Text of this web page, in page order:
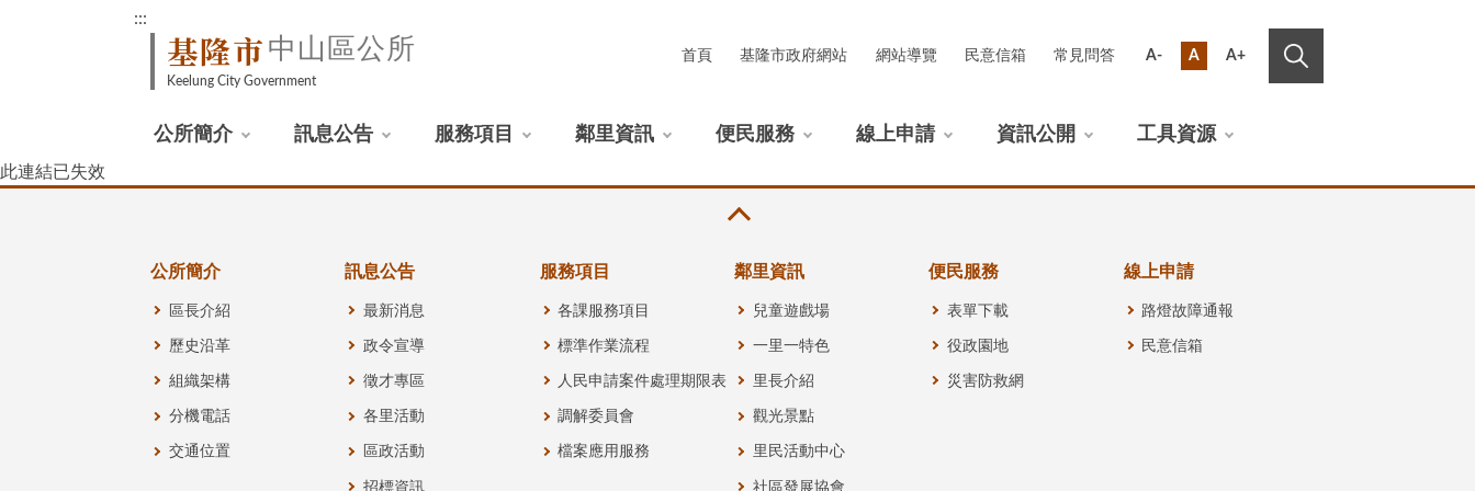
:::
基隆市 中山區公所
Keelung City Government
首頁 基隆市政府網站 網站導覽 民意信箱 常見問答 A- A A+
公所簡介 訊息公告 服務項目 鄰里資訊 便民服務 線上申請 資訊公開 工具資源
此連結已失效
公所簡介
區長介紹
歷史沿革
組織架構
分機電話
交通位置
訊息公告
最新消息
政令宣導
徵才專區
各里活動
區政活動
招標資訊
服務項目
各課服務項目
標準作業流程
人民申請案件處理期限表
調解委員會
檔案應用服務
鄰里資訊
兒童遊戲場
一里一特色
里長介紹
觀光景點
里民活動中心
社區發展協會
便民服務
表單下載
役政園地
災害防救網
線上申請
路燈故障通報
民意信箱